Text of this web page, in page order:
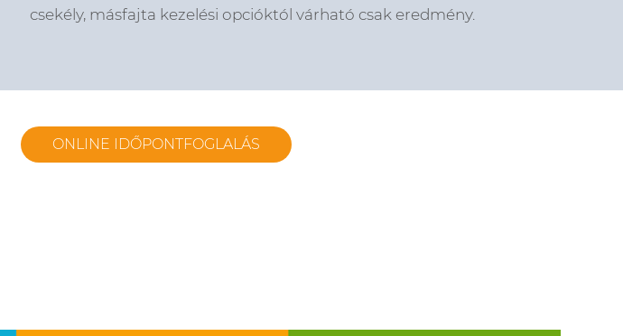
csekély, másfajta kezelési opcióktól várható csak eredmény.
ONLINE IDŐPONTFOGLALÁS